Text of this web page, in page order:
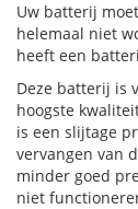
Uw batterij
helemaal niet
heeft een
Deze batterij is
hoogste
is een slijtage
vervangen van
minder goed
niet